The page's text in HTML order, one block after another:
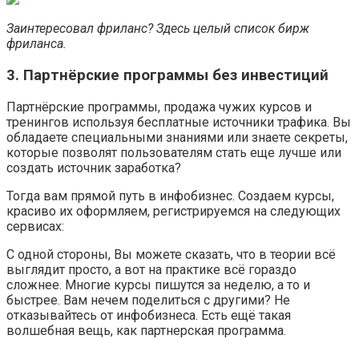
Заинтересовал фриланс? Здесь целый список бирж
фриланса.
3. Партнёрские программы без инвестиций
Партнёрские программы, продажа чужих курсов и
тренингов используя бесплатные источники трафика. Вы
обладаете специальными знаниями или знаете секреты,
которые позволят пользователям стать еще лучше или
создать источник заработка?
Тогда вам прямой путь в инфобизнес. Создаем курсы,
красиво их оформляем, регистрируемся на следующих
сервисах:
С одной стороны, Вы можете сказать, что в теории всё
выглядит просто, а вот на практике всё гораздо
сложнее. Многие курсы пишутся за неделю, а то и
быстрее. Вам нечем поделиться с другими? Не
отказывайтесь от инфобизнеса. Есть ещё такая
волшебная вещь, как партнерская программа.